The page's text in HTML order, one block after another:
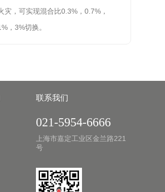
灾，可实现混合比0.3%，0.7%，
，3%切换。
联系我们
021-5954-6666
上海市嘉定工业区金兰路221
号